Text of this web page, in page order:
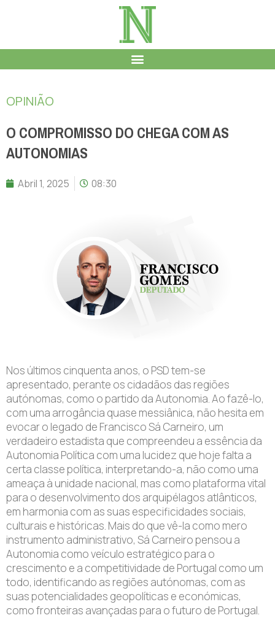
OPINIÃO
O COMPROMISSO DO CHEGA COM AS
AUTONOMIAS
Abril 1, 2025 08:30
Nos últimos cinquenta anos, o PSD tem-se
apresentado, perante os cidadãos das regiões
autónomas, como o partido da Autonomia. Ao fazê-lo,
com uma arrogância quase messiânica, não hesita em
evocar o legado de Francisco Sá Carneiro, um
verdadeiro estadista que compreendeu a essência da
Autonomia Política com uma lucidez que hoje falta a
certa classe política, interpretando-a, não como uma
ameaça à unidade nacional, mas como plataforma vital
para o desenvolvimento dos arquipélagos atlânticos,
em harmonia com as suas especificidades sociais,
culturais e históricas. Mais do que vê-la como mero
instrumento administrativo, Sá Carneiro pensou a
Autonomia como veículo estratégico para o
crescimento e a competitividade de Portugal como um
todo, identificando as regiões autónomas, com as
suas potencialidades geopolíticas e económicas,
como fronteiras avançadas para o futuro de Portugal.